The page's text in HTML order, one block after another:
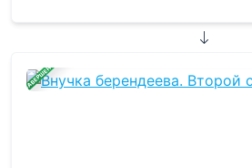
ЗАВЕРШЕНА